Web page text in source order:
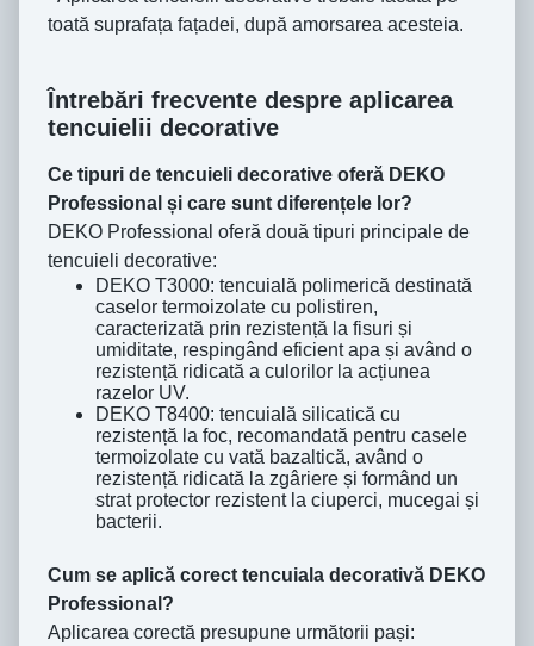
toată suprafața fațadei, după amorsarea acesteia.
Întrebări frecvente despre aplicarea
tencuielii decorative
Ce tipuri de tencuieli decorative oferă DEKO
Professional și care sunt diferențele lor?
DEKO Professional oferă două tipuri principale de
tencuieli decorative:
DEKO T3000: tencuială polimerică destinată
caselor termoizolate cu polistiren,
caracterizată prin rezistență la fisuri și
umiditate, respingând eficient apa și având o
rezistență ridicată a culorilor la acțiunea
razelor UV.
DEKO T8400: tencuială silicatică cu
rezistență la foc, recomandată pentru casele
termoizolate cu vată bazaltică, având o
rezistență ridicată la zgâriere și formând un
strat protector rezistent la ciuperci, mucegai și
bacterii.
Cum se aplică corect tencuiala decorativă DEKO
Professional?
Aplicarea corectă presupune următorii pași: